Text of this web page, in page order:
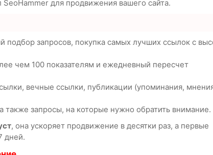
для продвижения вашего сайта.
запросов, покупка самых лучших ссылок с
чем 100 показателям и ежедневный пересчет
вечные ссылки, публикации (упоминания,
запросы, на которые нужно обратить внимание.
, она ускоряет продвижение в десятки раз, а первые
дней.